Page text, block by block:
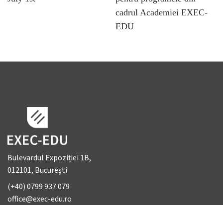
cadrul Academiei EXEC-
EDU
Bulevardul Expoziției 1B,
012101, București
(+40) 0799 937 079
office@exec-edu.ro